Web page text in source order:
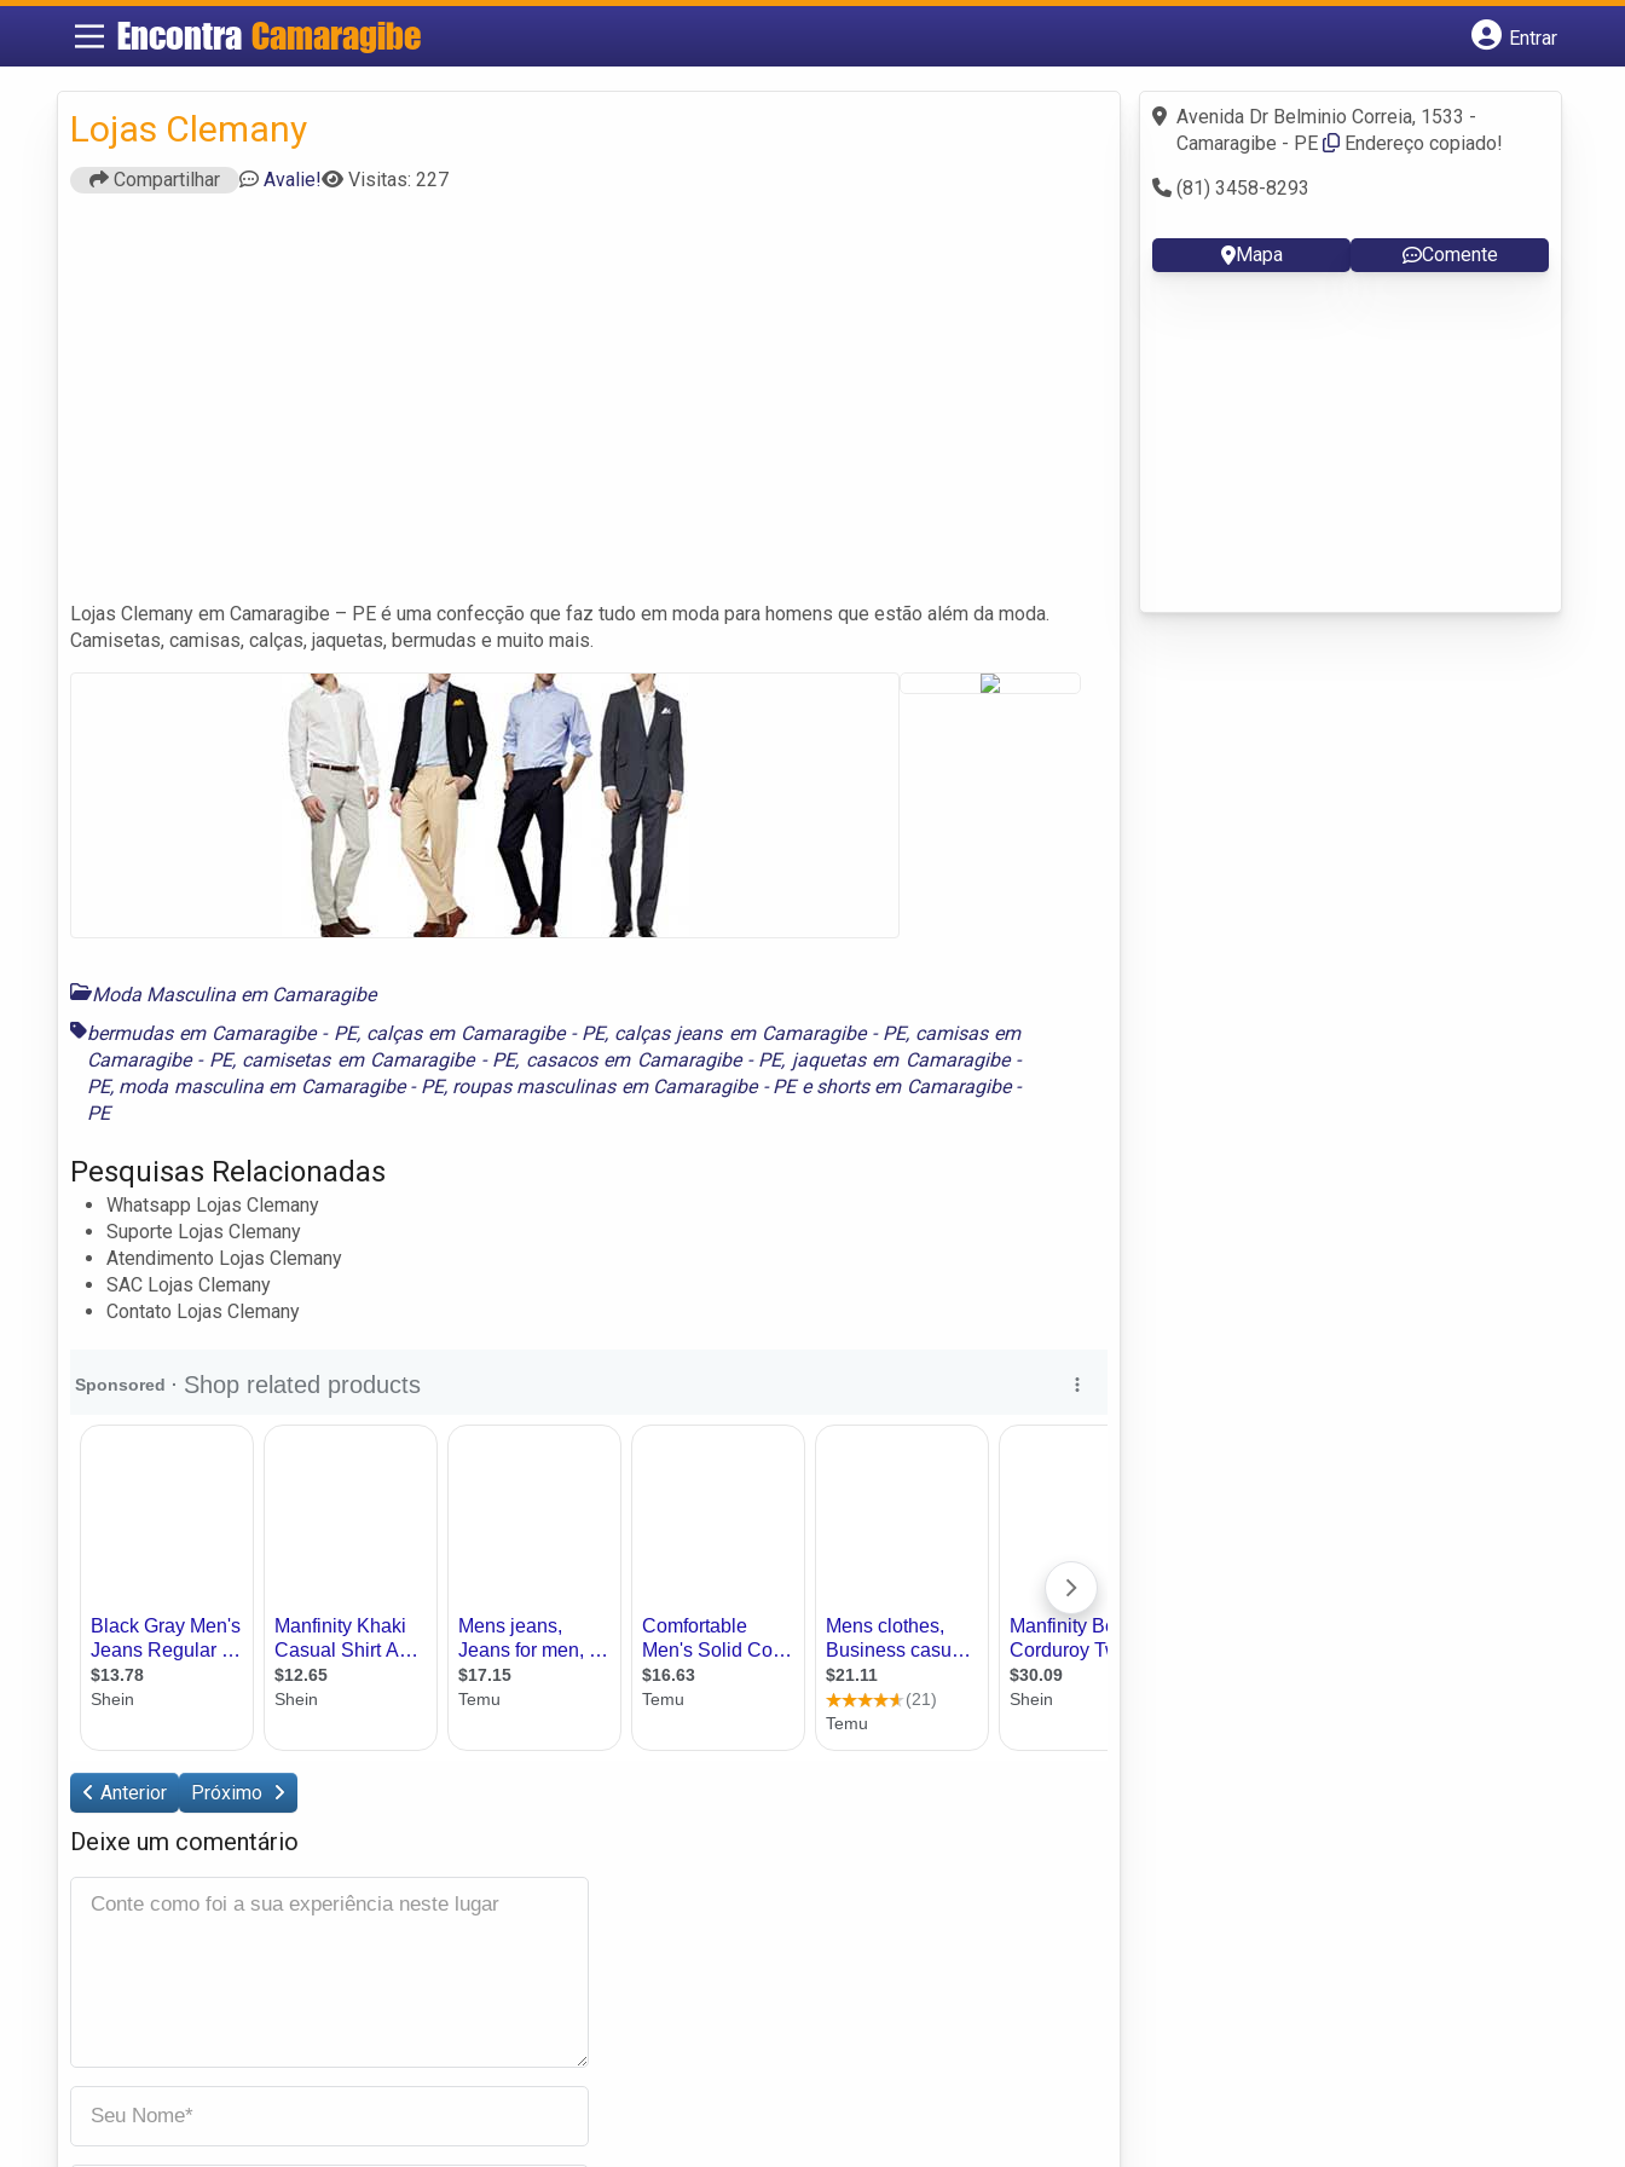
EncontraCamaragibe
Entrar
Fazer login
Criar conta
Lojas Clemany
Compartilhar Avalie! Visitas: 227
Lojas Clemany em Camaragibe – PE é uma confecção que faz tudo em moda para homens que estão além da moda.
Camisetas, camisas, calças, jaquetas, bermudas e muito mais.
Moda Masculina em Camaragibe
bermudas em Camaragibe - PE, calças em Camaragibe - PE, calças jeans em Camaragibe - PE, camisas em
Camaragibe - PE, camisetas em Camaragibe - PE, casacos em Camaragibe - PE, jaquetas em Camaragibe -
PE, moda masculina em Camaragibe - PE, roupas masculinas em Camaragibe - PEeshorts em Camaragibe -
PE
Pesquisas Relacionadas
Whatsapp Lojas Clemany
Suporte Lojas Clemany
Atendimento Lojas Clemany
SAC Lojas Clemany
Contato Lojas Clemany
Anterior Próximo
Deixe um comentário
Avenida Dr Belminio Correia, 1533 -
Camaragibe - PE
Endereço copiado!
(81) 3458-8293
Mapa Comente